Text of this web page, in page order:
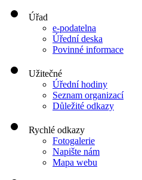
Úřad
e-podatelna
Úřední deska
Povinné informace
Užitečné
Úřední hodiny
Seznam organizací
Důležité odkazy
Rychlé odkazy
Fotogalerie
Napište nám
Mapa webu